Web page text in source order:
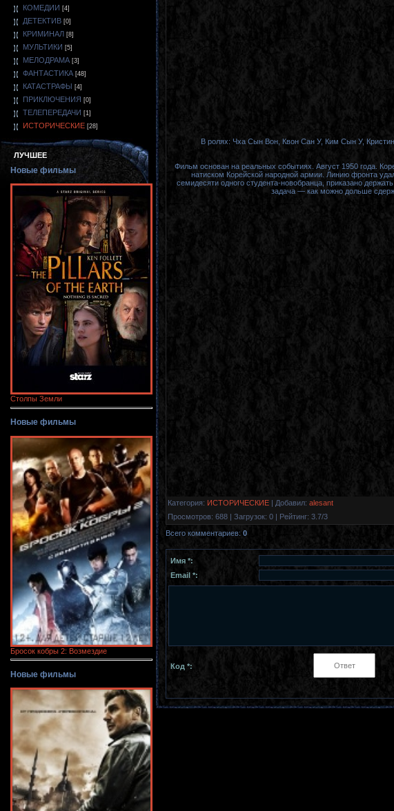
КОМЕДИИ [4]
ДЕТЕКТИВ [0]
КРИМИНАЛ [8]
МУЛЬТИКИ [5]
МЕЛОДРАМА [3]
ФАНТАСТИКА [48]
КАТАСТРАФЫ [4]
ПРИКЛЮЧЕНИЯ [0]
ТЕЛЕПЕРЕДАЧИ [1]
ИСТОРИЧЕСКИЕ [28]
ЛУЧШЕЕ
Новые фильмы
Столпы Земли
Новые фильмы
Бросок кобры 2: Возмездие
Новые фильмы
В ролях: Чха Сын Вон, Квон Сан У, Ким Сын У,
Фильм основан на реальных событиях. Август 1950 года.
натиском Корейской народной армии. Линию фронта
семидесяти одного студента-новобранца, приказано
задача — как можно дольше
Категория: ИСТОРИЧЕСКИЕ | Добавил: alesant
Просмотров: 688 | Загрузок: 0 | Рейтинг: 3.7/3
Всего комментариев: 0
Имя *:
Email *:
Код *: